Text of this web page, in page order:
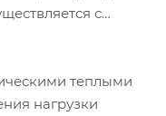
с
теплыми
нагрузки